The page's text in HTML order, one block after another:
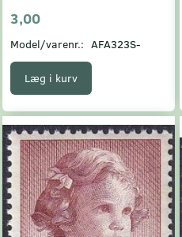
3,00
Model/varenr.: AFA323S-
Læg i kurv